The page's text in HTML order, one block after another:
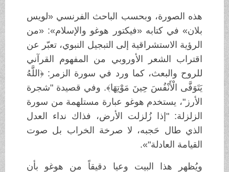
هذه الصورة، وبحسب الباحث الفرنسي «لويس
بلان» في كتابه «فيكتور هوغو والإسلام»: «من
الرؤية الاستشراقية إلى التبجيل النبوي، تعبّر عن
اقتراب الشعر الأوروبي من المفهوم القرآني
للروح والبعث، كما ورد في سورة الزمر: ﴿اللَّهُ
يَتَوَفَّى الْأَنْفُسَ حِينَ مَوْتِهَا﴾. وفي قصيدة "شجرة
الأرز"، يستخدم هوغو عبارة مستلهمة من سورة
الزلزلة: "إذا زُلزلت الأرض، فذاك نداء العدل
الذي طال حَجبه، لا صرخة الخراب بل صوت
القيامة العادلة"».
ويُظهر هذا البيت وعيا دقيقاً من هوغو بأن